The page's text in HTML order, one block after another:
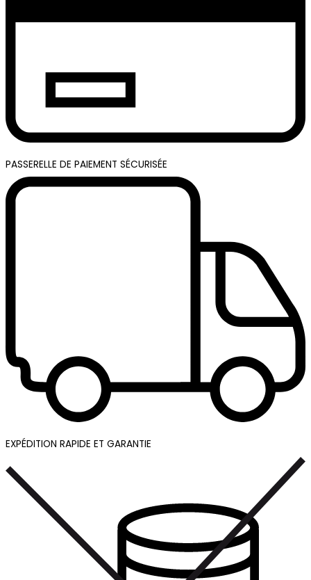
PASSERELLE DE PAIEMENT SÉCURISÉE
EXPÉDITION RAPIDE ET GARANTIE